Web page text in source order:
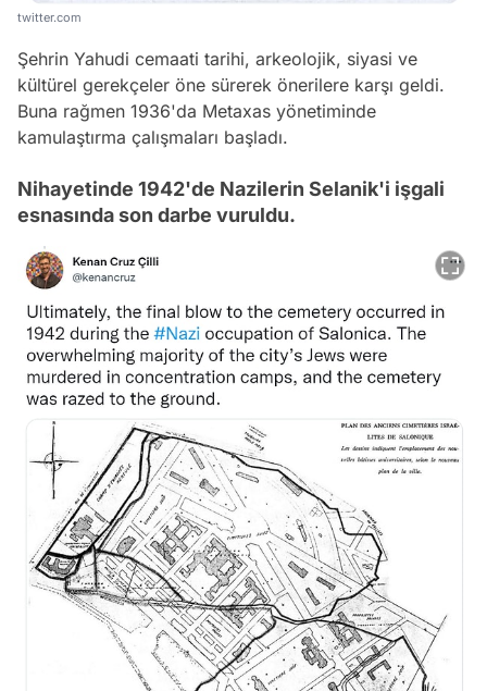
twitter.com
Şehrin Yahudi cemaati tarihi, arkeolojik, siyasi ve
kültürel gerekçeler öne sürerek önerilere karşı geldi.
Buna rağmen 1936'da Metaxas yönetiminde
kamulaştırma çalışmaları başladı.
Nihayetinde 1942'de Nazilerin Selanik'i işgali
esnasında son darbe vuruldu.